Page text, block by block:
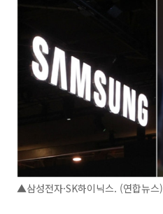
▲삼성전자·SK하이닉스. (연합뉴스)